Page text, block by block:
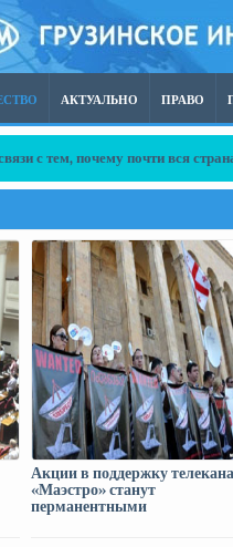
АКТУАЛЬНО ПРАВО
с тем, почему почти вся
Акции в поддержку
«Маэстро» станут
перманентными